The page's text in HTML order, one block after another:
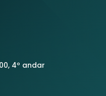
4º andar